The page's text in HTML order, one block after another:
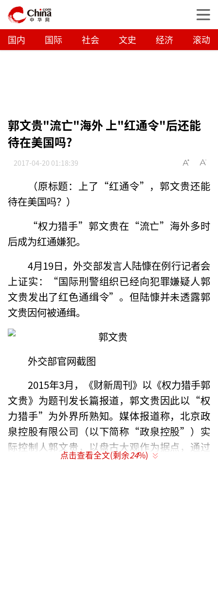
国内 国际 社会 文史 经济 滚动
郭文贵"流亡"海外 上"红通令"后还能
待在美国吗?
2017-04-20 01:18:39
（原标题：上了“红通令”，郭文贵还能
待在美国吗？）
“权力猎手”郭文贵在“流亡”海外多时
后成为红通嫌犯。
4月19日，外交部发言人陆慷在例行记者会
上证实：“国际刑警组织已经向犯罪嫌疑人郭
文贵发出了红色通缉令”。但陆慷并未透露郭
文贵因何被通缉。
外交部官网截图
2015年3月，《财新周刊》以《权力猎手郭
文贵》为题刊发长篇报道，郭文贵因此以“权
力猎手”为外界所熟知。媒体报道称，北京政
泉控股有限公司（以下简称“政泉控股”）实
际控制人郭文贵，以盘古大观作为据点，通过
多年的经营，搭建了一个以政法官员为主的庞
点击查看全文(剩余24%)